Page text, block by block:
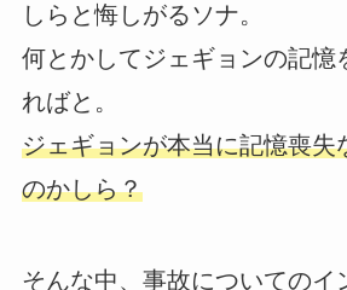
しらと悔しがるソナ。
何とかしてジェギョンの記憶
ればと。
ジェギョンが本当に記憶喪失
のかしら？
そんな中、事故についてのイ